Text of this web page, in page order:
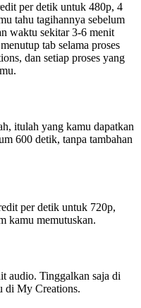
per detik untuk 480p, 4
tahu tagihannya sebelum
waktu sekitar 3-6 menit
tab selama proses
dan setiap proses yang
itulah yang kamu dapatkan
600 detik, tanpa tambahan
per detik untuk 720p,
kamu memutuskan.
audio. Tinggalkan saja di
di My Creations.